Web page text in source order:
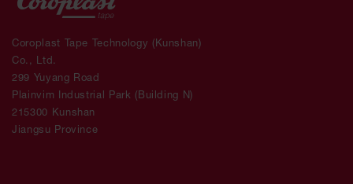
Coroplast Tape Technology (Kunshan)
Co., Ltd.
299 Yuyang Road
Plainvim Industrial Park (Building N)
215300 Kunshan
Jiangsu Province